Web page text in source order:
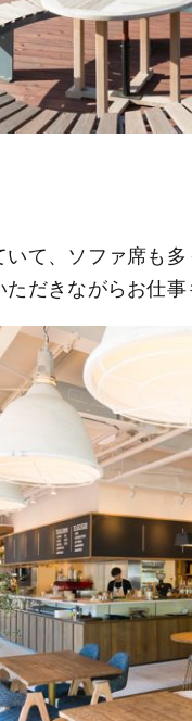
て、ソファ席も
だきながらお仕事